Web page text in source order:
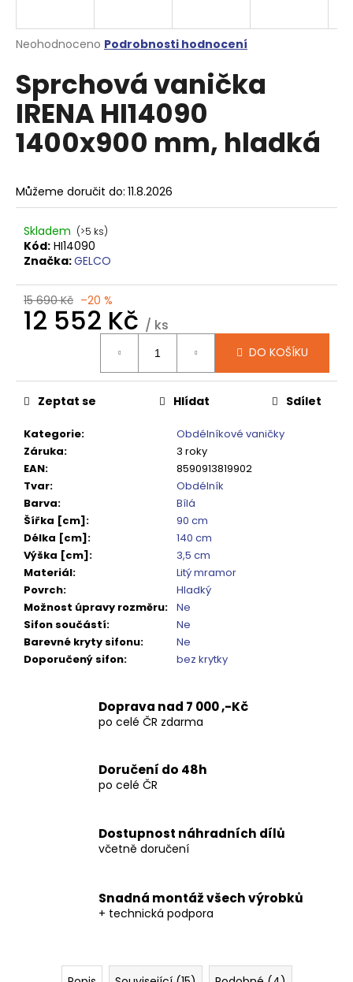
Průměrné
produktu
je
0,0
5
hvězdiček.
Neohodnoceno Podrobnosti hodnocení
Sprchová vanička
IRENA HI14090
1400x900 mm, hladká
Můžeme doručit do: 11.8.2026
Skladem (>5 ks)
Kód: HI14090
Značka:GELCO
15 690 Kč –20 %
12 552 Kč / ks
DO KOŠÍKU
Kategorie:
Obdélníkové vaničky
Záruka:
3 roky
EAN:
8590913819902
Tvar:
Obdélník
Barva:
Bílá
Šířka [cm]:
90 cm
Délka [cm]:
140 cm
Výška [cm]:
3,5 cm
Materiál:
Litý mramor
Povrch:
Hladký
Možnost úpravy rozměru: Ne
Sifon součástí:
Ne
Barevné kryty sifonu:
Ne
Doporučený sifon: bez krytky
Zeptat se Hlídat Sdílet
Doprava nad 7 000 ,-Kč
po celé ČR zdarma
Doručení do 48h
po celé ČR
Dostupnost náhradních dílů
včetně doručení
Snadná montáž všech výrobků
+ technická podpora
j
t
?
D
o
p
o
e
m
e
DRAGON
SPRCHOVÉ
DVEŘE
DO
NIKY
1200
MM,
ČIRÉ
SKLO,
GD4612
12
080
Kč
Původně: